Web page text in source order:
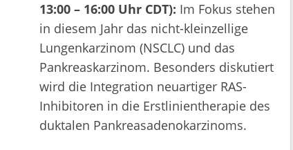
13:00 – 16:00 Uhr CDT): Im Fokus stehen
in diesem Jahr das nicht-kleinzellige
Lungenkarzinom (NSCLC) und das
Pankreaskarzinom. Besonders diskutiert
wird die Integration neuartiger RAS-
Inhibitoren in die Erstlinientherapie des
duktalen Pankreasadenokarzinoms.